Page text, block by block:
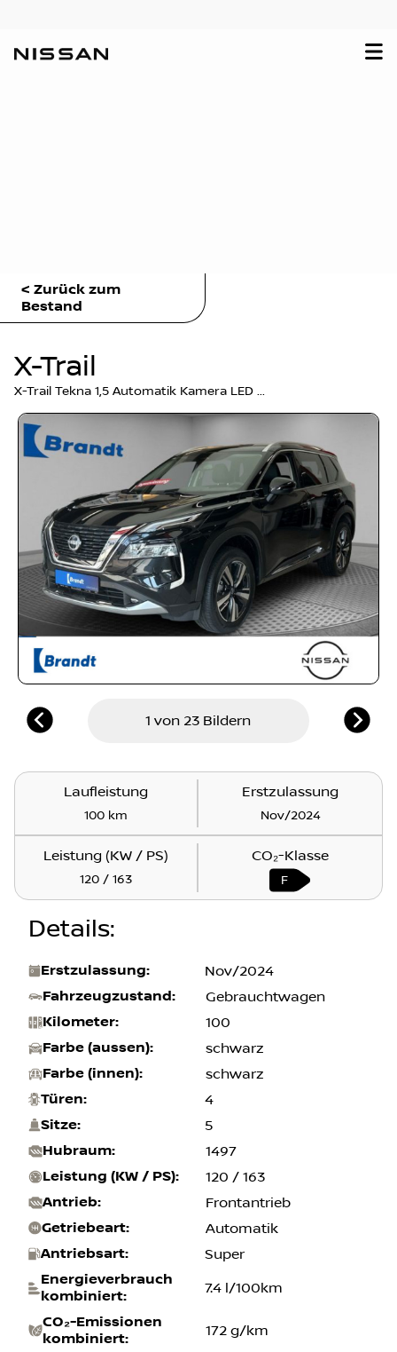
X-Trail
X-Trail Tekna 1,5 Automatik Kamera LED ...
1 von 23 Bildern
Laufleistung
100 km
Erstzulassung
Nov/2024
Leistung (KW / PS)
120 / 163
CO₂-Klasse
F
Details:
Erstzulassung Nov/2024
Fahrzeugzustand Gebrauchtwagen
Kilometer 100
Farbe (aussen) schwarz
Farbe (innen) schwarz
Türen 4
Sitze 5
Hubraum 1497
Leistung (KW / PS) 120 / 163
Antrieb Frontantrieb
Getriebeart Automatik
Antriebsart Super
Energieverbrauch
kombiniert
7.4 l/100km
CO₂-Emissionen
kombiniert
172 g/km